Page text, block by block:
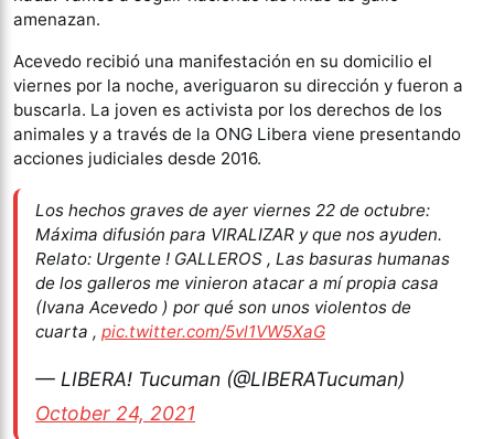
amenazan.
Acevedo recibió una manifestación en su domicilio el
viernes por la noche, averiguaron su dirección y fueron a
buscarla. La joven es activista por los derechos de los
animales y a través de la ONG Libera viene presentando
acciones judiciales desde 2016.
Los hechos graves de ayer viernes 22 de octubre:
Máxima difusión para VIRALIZAR y que nos ayuden.
Relato: Urgente ! GALLEROS , Las basuras humanas
de los galleros me vinieron atacar a mí propia casa
(Ivana Acevedo ) por qué son unos violentos de
cuarta , pic.twitter.com/5vl1VW5XaG
— LIBERA! Tucuman (@LIBERATucuman)
October 24, 2021